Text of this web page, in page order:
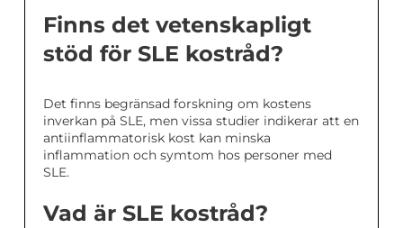
Finns det vetenskapligt
stöd för SLE kostråd?
Det finns begränsad forskning om kostens
inverkan på SLE, men vissa studier indikerar att en
antiinflammatorisk kost kan minska
inflammation och symtom hos personer med
SLE.
Vad är SLE kostråd?